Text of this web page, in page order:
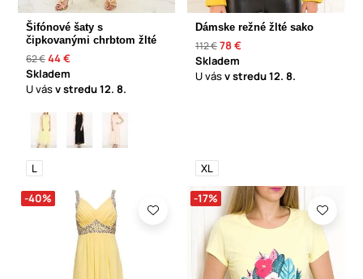
Šifónové šaty s
čipkovanými chrbtom žlté
62 €44 €
Skladem
U vásv stredu12. 8.
L
Dámske režné žlté sako
112 €78 €
Skladem
U vásv stredu12. 8.
XL
-40% -17%